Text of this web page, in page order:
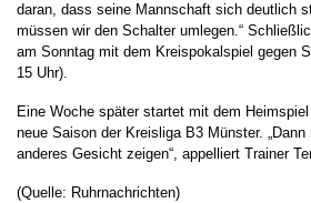
daran, dass seine Mannschaft sich deutlich
müssen wir den Schalter umlegen.“
am Sonntag mit dem Kreispokalspiel gegen
15 Uhr).
Eine Woche später startet mit dem
neue Saison der Kreisliga B3 Münster.
anderes Gesicht zeigen“, appelliert Trainer
(Quelle: Ruhrnachrichten)